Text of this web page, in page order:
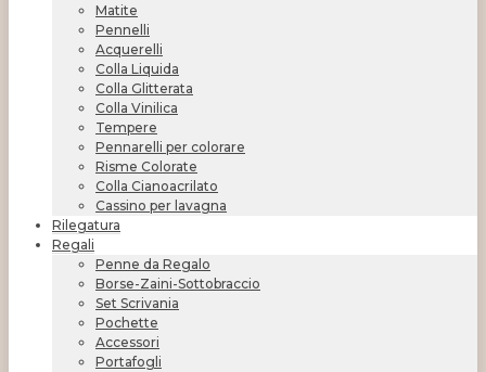
Matite
Pennelli
Acquerelli
Colla Liquida
Colla Glitterata
Colla Vinilica
Tempere
Pennarelli per colorare
Risme Colorate
Colla Cianoacrilato
Cassino per lavagna
Rilegatura
Regali
Penne da Regalo
Borse-Zaini-Sottobraccio
Set Scrivania
Pochette
Accessori
Portafogli